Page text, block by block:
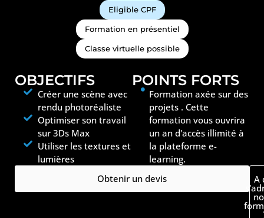
Eligible CPF
Formation en présentiel
Classe virtuelle possible
OBJECTIFS
Créer une scène avec
rendu photoréaliste
Optimiser son travail
sur 3Ds Max
Utiliser les textures et
lumières
POINTS FORTS
Formation axée sur des
projets . Cette
formation vous ouvrira
un an d'accès illimité à
la plateforme e-
learning.
Obtenir un devis
A